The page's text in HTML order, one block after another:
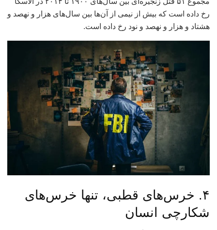
رخ داده است که بیش از نیمی از آن‌ها بین سال‌های هزار و نهصد و
هشتاد و هزار و نهصد و نود رخ داده است.
۴. خرس‌های قطبی، تنها خرس‌های
شکارچی انسان